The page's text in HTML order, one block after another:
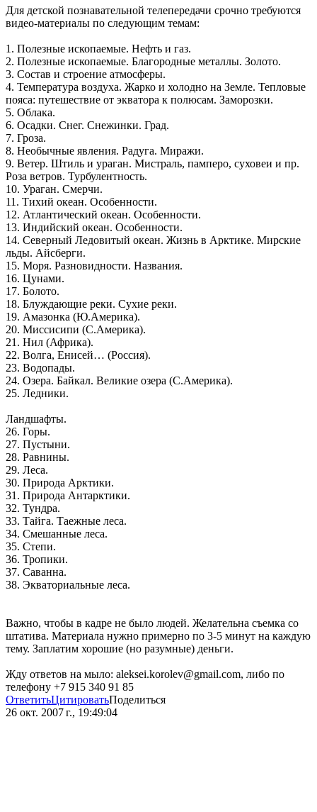
Для детской познавательной телепередачи срочно требуются
видео-материалы по следующим темам:
1. Полезные ископаемые. Нефть и газ.
2. Полезные ископаемые. Благородные металлы. Золото.
3. Состав и строение атмосферы.
4. Температура воздуха. Жарко и холодно на Земле. Тепловые
пояса: путешествие от экватора к полюсам. Заморозки.
5. Облака.
6. Осадки. Снег. Снежинки. Град.
7. Гроза.
8. Необычные явления. Радуга. Миражи.
9. Ветер. Штиль и ураган. Мистраль, памперо, суховеи и пр.
Роза ветров. Турбулентность.
10. Ураган. Смерчи.
11. Тихий океан. Особенности.
12. Атлантический океан. Особенности.
13. Индийский океан. Особенности.
14. Северный Ледовитый океан. Жизнь в Арктике. Мирские
льды. Айсберги.
15. Моря. Разновидности. Названия.
16. Цунами.
17. Болото.
18. Блуждающие реки. Сухие реки.
19. Амазонка (Ю.Америка).
20. Миссисипи (С.Америка).
21. Нил (Африка).
22. Волга, Енисей… (Россия).
23. Водопады.
24. Озера. Байкал. Великие озера (С.Америка).
25. Ледники.
Ландшафты.
26. Горы.
27. Пустыни.
28. Равнины.
29. Леса.
30. Природа Арктики.
31. Природа Антарктики.
32. Тундра.
33. Тайга. Таежные леса.
34. Смешанные леса.
35. Степи.
36. Тропики.
37. Саванна.
38. Экваториальные леса.
Важно, чтобы в кадре не было людей. Желательна съемка со
штатива. Материала нужно примерно по 3-5 минут на каждую
тему. Заплатим хорошие (но разумные) деньги.
Жду ответов на мыло: aleksei.korolev@gmail.com, либо по
телефону +7 915 340 91 85
ОтветитьЦитироватьПоделиться
26 окт. 2007 г., 19:49:04